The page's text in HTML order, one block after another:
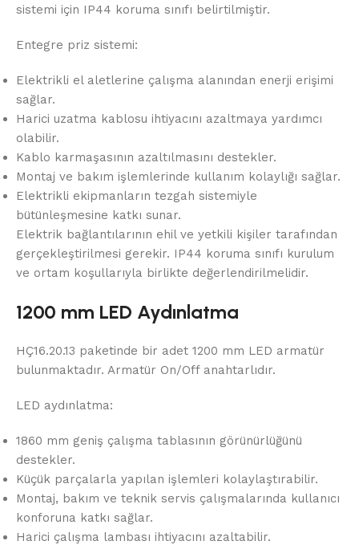
sistemi için IP44 koruma sınıfı belirtilmiştir.
Entegre priz sistemi:
Elektrikli el aletlerine çalışma alanından enerji erişimi
sağlar.
Harici uzatma kablosu ihtiyacını azaltmaya yardımcı
olabilir.
Kablo karmaşasının azaltılmasını destekler.
Montaj ve bakım işlemlerinde kullanım kolaylığı sağlar.
Elektrikli ekipmanların tezgah sistemiyle
bütünleşmesine katkı sunar.
Elektrik bağlantılarının ehil ve yetkili kişiler tarafından
gerçekleştirilmesi gerekir. IP44 koruma sınıfı kurulum
ve ortam koşullarıyla birlikte değerlendirilmelidir.
1200 mm LED Aydınlatma
HÇ16.20.13 paketinde bir adet 1200 mm LED armatür
bulunmaktadır. Armatür On/Off anahtarlıdır.
LED aydınlatma:
1860 mm geniş çalışma tablasının görünürlüğünü
destekler.
Küçük parçalarla yapılan işlemleri kolaylaştırabilir.
Montaj, bakım ve teknik servis çalışmalarında kullanıcı
konforuna katkı sağlar.
Harici çalışma lambası ihtiyacını azaltabilir.